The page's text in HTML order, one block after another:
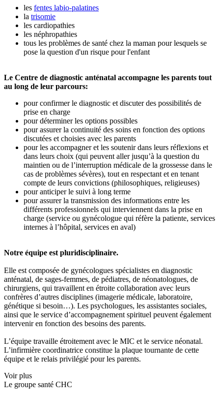
les fentes labio-palatines
la trisomie
les cardiopathies
les néphropathies
tous les problèmes de santé chez la maman pour lesquels se
pose la question d'un risque pour l'enfant
Le Centre de diagnostic anténatal accompagne les parents tout
au long de leur parcours:
pour confirmer le diagnostic et discuter des possibilités de
prise en charge
pour ​déterminer les options possibles
pour assurer la continuité des soins en fonction des options
discutées et choisies avec les parents
pour les accompagner et les soutenir dans leurs réflexions et
dans leurs choix (qui peuvent aller jusqu’à la question du
maintien ou de l’interruption médicale de la grossesse dans le
cas de problèmes sévères), tout en respectant et en tenant
compte de leurs convictions (philosophiques, religieuses)
pour anticiper le suivi à long terme
pour assurer la transmission des informations entre les
différents professionnels qui interviennent dans la prise en
charge (service ou gynécologue qui réfère la patiente, services
internes à l’hôpital, services en aval)
Notre équipe est pluridisciplinaire.
Elle est composée de gynécologues spécialistes en diagnostic
anténatal, de sages-femmes, de pédiatres, de néonatologues, de
chirurgiens, qui travaillent en étroite collaboration avec leurs
confrères d’autres disciplines (imagerie médicale, laboratoire,
génétique si besoin…). Les psychologues, les assistantes sociales,
ainsi que le service d’accompagnement spirituel peuvent également
intervenir en fonction des besoins des parents.
L’équipe travaille étroitement avec le MIC et le service néonatal.
L’infirmière coordinatrice constitue la plaque tournante de cette
équipe et le relais privilégié pour les parents.
Voir plus
Le groupe santé CHC